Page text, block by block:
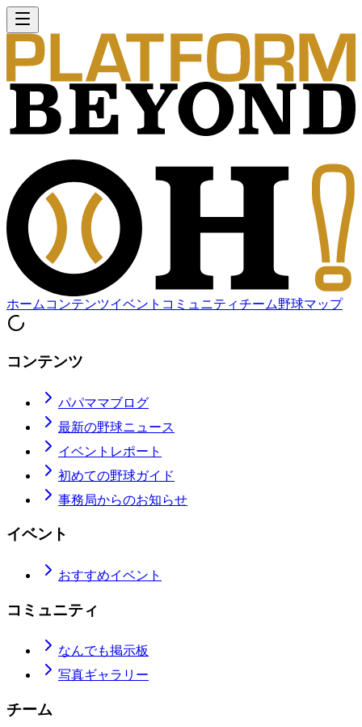
ホーム コンテンツイベント コミュニティチーム野球マップ
コンテンツ
パパママブログ
最新の野球ニュース
イベントレポート
初めての野球ガイド
事務局からのお知らせ
イベント
おすすめイベント
コミュニティ
なんでも掲示板
写真ギャラリー
チーム